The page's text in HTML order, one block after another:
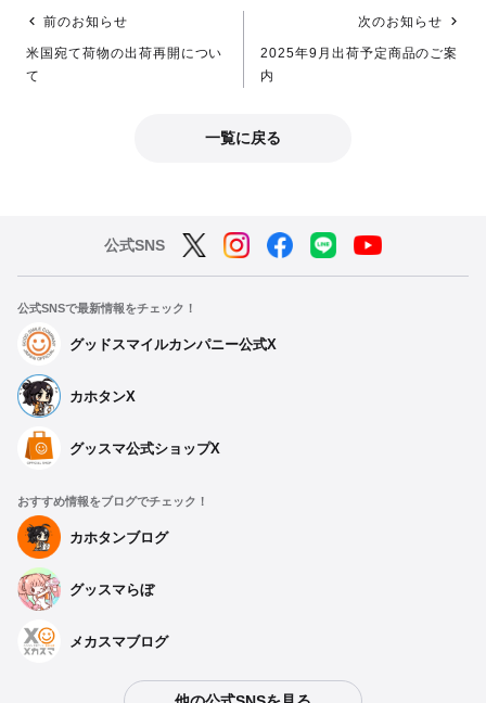
前のお知らせ
米国宛て荷物の出荷再開につい
て
次のお知らせ
2025年9月出荷予定商品のご案
内
一覧に戻る
公式SNS
公式SNSで最新情報をチェック！
グッドスマイルカンパニー公式X
カホタンX
グッスマ公式ショップX
おすすめ情報をブログでチェック！
カホタンブログ
グッスマらぼ
メカスマブログ